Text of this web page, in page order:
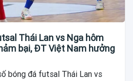
Thái Lan vs Nga hôm
bại, ĐT Việt Nam hưởng
bóng đá futsal Thái Lan vs